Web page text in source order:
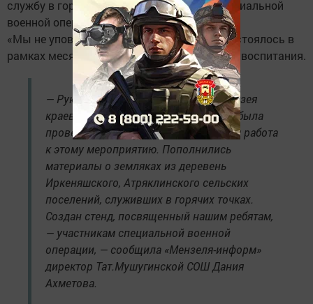
службу в горячих точках, участниками специальной
военной операции. Мероприятие на тему:
«Мы не уповали на легкие пути судьбы» состоялось в
рамках месячника военно-патриотического воспитания.
— Руководителем нашего местного музея
краеведения Римой Галимардановой была
проведена большая подготовительная работа
к этому мероприятию. Пополнились
материалы о земляках из деревень
Иркеняшского, Атряклинского сельских
поселений, служивших в горячих точках.
Создан стенд, посвященный нашим ребятам,
— участникам специальной военной
операции, — сообщила «Мензеля-информ»
директор Тат.Мушугинской СОШ Дания
Ахметова.